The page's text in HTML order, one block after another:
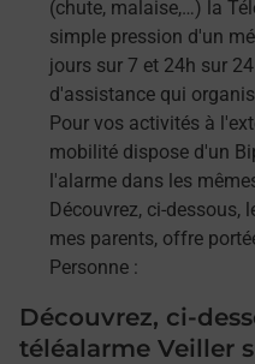
(chute, malaise,…) la
simple pression d'un
jours sur 7 et 24h sur
d'assistance qui
Pour vos activités à
mobilité dispose d'un
l'alarme dans les
Découvrez, ci-dessous,
mes parents, offre
Personne :
Découvrez, ci-
téléalarme Veiller